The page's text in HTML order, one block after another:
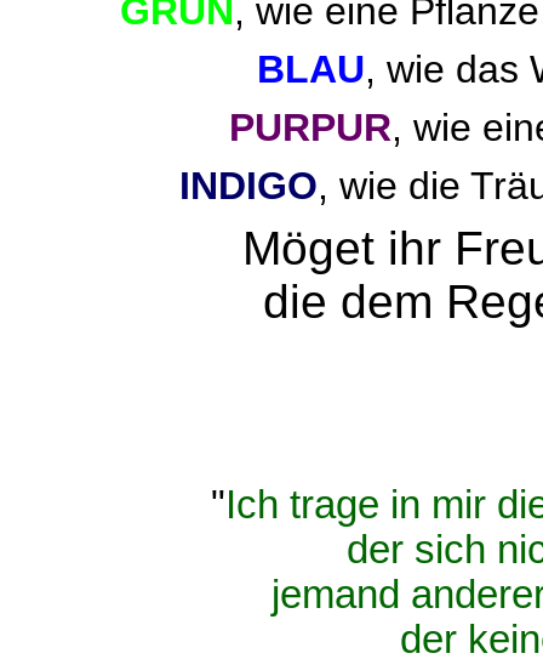
GRÜN , wie eine
BLAU, wie das
PURPUR, wie
INDIGO, wie die
Möget ihr
die dem
"Ich trage in mir
der sich
jemand
der